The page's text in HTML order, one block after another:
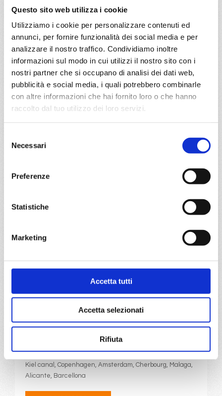
Questo sito web utilizza i cookie
Utilizziamo i cookie per personalizzare contenuti ed
annunci, per fornire funzionalità dei social media e per
analizzare il nostro traffico. Condividiamo inoltre
informazioni sul modo in cui utilizzi il nostro sito con i
nostri partner che si occupano di analisi dei dati web,
pubblicità e social media, i quali potrebbero combinarle
con altre informazioni che hai fornito loro o che hanno
raccolto dal tuo utilizzo dei loro servizi.
delNecessari
Preferenze
Statistiche
Marketing
Accetta tutti
Accetta selezionati
Rifiuta
Reserve, Miami
€ 824
America
Miami, Puerto Plata, San Juan, Ocean Cay Msc Marine
€ 824
daKielconMSC Euribia
Kiel canal, Copenhagen, Amsterdam, Cherbourg, Malaga,
Alicante, Barcellona